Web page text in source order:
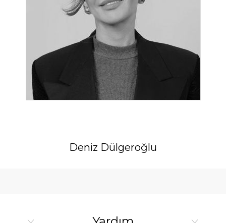
Deniz Dülgeroğlu